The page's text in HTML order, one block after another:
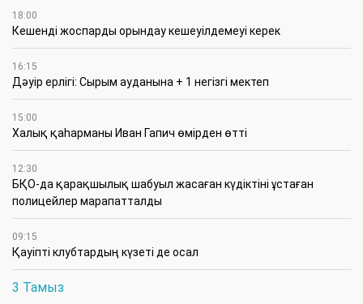
18:00
Кешенді жоспарды орындау кешеуілдемеуі керек
16:15
Дәуір ерлігі: Сырым ауданына + 1 негізгі мектеп
15:00
Халық қаһарманы Иван Гапич өмірден өтті
12:30
БҚО-да қарақшылық шабуыл жасаған күдіктіні ұстаған
полицейлер марапатталды
09:15
Қауіпті клубтардың күзеті де осал
3 Тамыз